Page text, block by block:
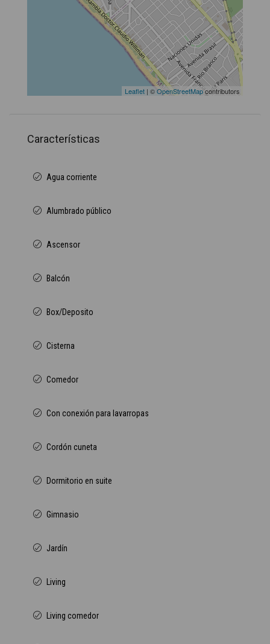
Leaflet | ©OpenStreetMapcontributors
Características
Agua corriente
Alumbrado público
Ascensor
Balcón
Box/Deposito
Cisterna
Comedor
Con conexión para lavarropas
Cordón cuneta
Dormitorio en suite
Gimnasio
Jardín
Living
Living comedor